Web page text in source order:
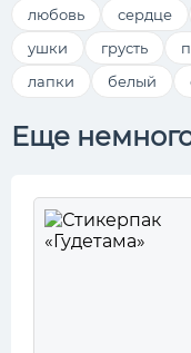
любовь сердце
ушки
грусть
лапки
белый
Еще